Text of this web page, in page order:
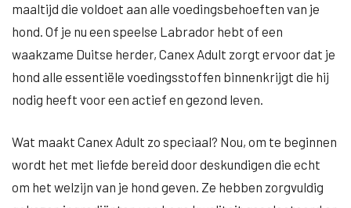
maaltijd die voldoet aan alle voedingsbehoeften van je
hond. Of je nu een speelse Labrador hebt of een
waakzame Duitse herder, Canex Adult zorgt ervoor dat je
hond alle essentiële voedingsstoffen binnenkrijgt die hij
nodig heeft voor een actief en gezond leven.
Wat maakt Canex Adult zo speciaal? Nou, om te beginnen
wordt het met liefde bereid door deskundigen die echt
om het welzijn van je hond geven. Ze hebben zorgvuldig